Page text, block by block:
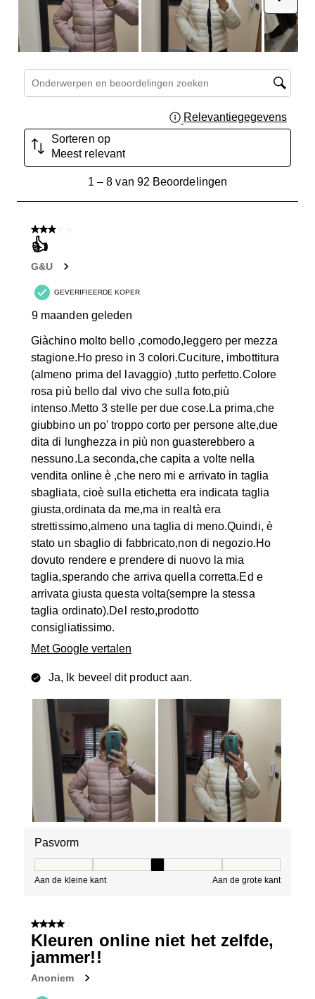
Onderwerpen en beoordelingen zoeken per regio
Relevantiegegevens
Sorteren op
Meest relevant
van
Beoordelingen.
1 – 8 van 92 Beoordelingen
3 van 5 sterren.
👍
G&U
GEVERIFIEERDE KOPER
9 maanden geleden
Giàchino molto bello ,comodo,leggero per mezza
stagione.Ho preso in 3 colori.Cuciture, imbottitura
(almeno prima del lavaggio) ,tutto perfetto.Colore
rosa più bello dal vivo che sulla foto,più
intenso.Metto 3 stelle per due cose.La prima,che
giubbino un po' troppo corto per persone alte,due
dita di lunghezza in più non guasterebbero a
nessuno.La seconda,che capita a volte nella
vendita online è ,che nero mi e arrivato in taglia
sbagliata, cioè sulla etichetta era indicata taglia
giusta,ordinata da me,ma in realtà era
strettissimo,almeno una taglia di meno.Quindi, è
stato un sbaglio di fabbricato,non di negozio.Ho
dovuto rendere e prendere di nuovo la mia
taglia,sperando che arriva quella corretta.Ed e
arrivata giusta questa volta(sempre la stessa
taglia ordinato).Del resto,prodotto
consigliatissimo.
Met Google vertalen
Ja, Ik beveel dit product aan.
Pasvorm
Aan de kleine kant Aan de grote kant
4 van 5 sterren.
Kleuren online niet het zelfde,
jammer!!
Anoniem